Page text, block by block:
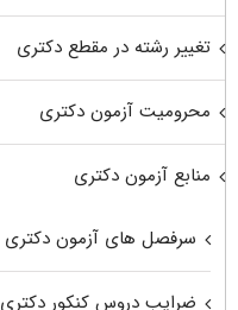
تغییر رشته در مقطع دکتری
محرومیت آزمون دکتری
منابع آزمون دکتری
سرفصل های آزمون دکتری
ضرایب دروس کنکور دکتری